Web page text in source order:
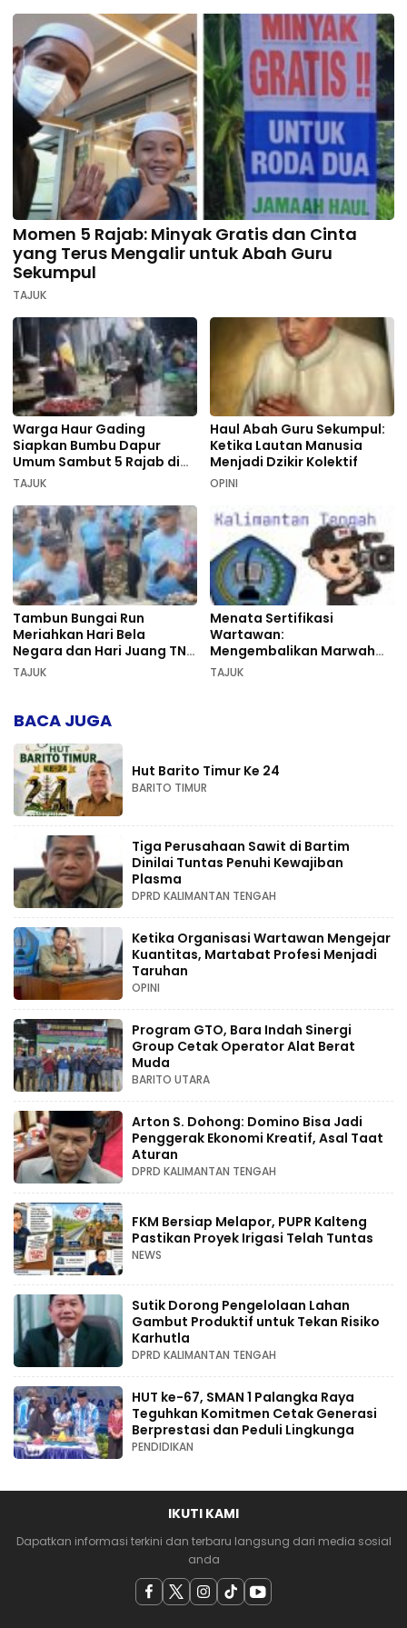
Momen 5 Rajab: Minyak Gratis dan Cinta
yang Terus Mengalir untuk Abah Guru
Sekumpul
TAJUK
Warga Haur Gading
Siapkan Bumbu Dapur
Umum Sambut 5 Rajab di
Sekumpul
TAJUK
Haul Abah Guru Sekumpul:
Ketika Lautan Manusia
Menjadi Dzikir Kolektif
OPINI
Tambun Bungai Run
Meriahkan Hari Bela
Negara dan Hari Juang TNI
AD di Palangka Raya
TAJUK
Menata Sertifikasi
Wartawan:
Mengembalikan Marwah
Pers dan Keadilan
TAJUK
BACA JUGA
Hut Barito Timur Ke 24
BARITO TIMUR
Tiga Perusahaan Sawit di Bartim
Dinilai Tuntas Penuhi Kewajiban
Plasma
DPRD KALIMANTAN TENGAH
Ketika Organisasi Wartawan Mengejar
Kuantitas, Martabat Profesi Menjadi
Taruhan
OPINI
Program GTO, Bara Indah Sinergi
Group Cetak Operator Alat Berat
Muda
BARITO UTARA
Arton S. Dohong: Domino Bisa Jadi
Penggerak Ekonomi Kreatif, Asal Taat
Aturan
DPRD KALIMANTAN TENGAH
FKM Bersiap Melapor, PUPR Kalteng
Pastikan Proyek Irigasi Telah Tuntas
NEWS
Sutik Dorong Pengelolaan Lahan
Gambut Produktif untuk Tekan Risiko
Karhutla
DPRD KALIMANTAN TENGAH
HUT ke-67, SMAN 1 Palangka Raya
Teguhkan Komitmen Cetak Generasi
Berprestasi dan Peduli Lingkunga
PENDIDIKAN
IKUTI KAMI
Dapatkan informasi terkini dan terbaru langsung dari media sosial
anda